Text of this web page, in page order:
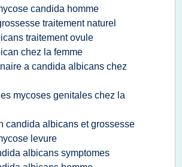
candida homme
traitement naturel
traitement ovule
chez la femme
a candida albicans chez
mycoses genitales chez la
candida albicans et grossesse
levure
albicans symptomes